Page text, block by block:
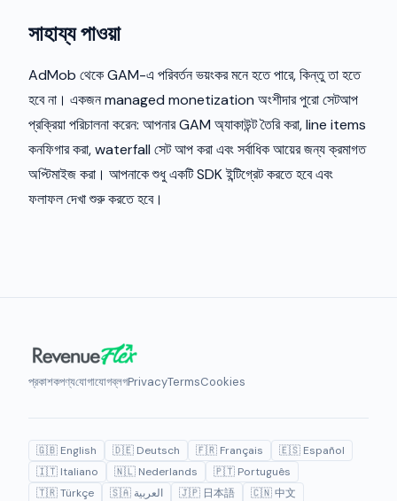
সাহায্য পাওয়া
AdMob থেকে GAM-এ পরিবর্তন ভয়ংকর মনে হতে পারে, কিন্তু তা হতে
হবে না। একজন managed monetization অংশীদার পুরো সেটআপ
প্রক্রিয়া পরিচালনা করেন: আপনার GAM অ্যাকাউন্ট তৈরি করা, line items
কনফিগার করা, waterfall সেট আপ করা এবং সর্বাধিক আয়ের জন্য ক্রমাগত
অপ্টিমাইজ করা। আপনাকে শুধু একটি SDK ইন্টিগ্রেট করতে হবে এবং
ফলাফল দেখা শুরু করতে হবে।
প্রকাশকপণ্যযোগাযোগব্লগPrivacyTermsCookies
🇬🇧 English 🇩🇪 Deutsch 🇫🇷 Français
🇪🇸 Español
🇮🇹 Italiano
🇳🇱 Nederlands
🇵🇹 Português
🇹🇷 Türkçe
🇸🇦 العربية 🇯🇵 日本語
🇨🇳 中文